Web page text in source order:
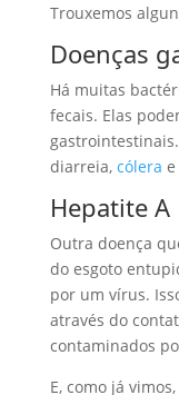
Trouxemos
Doenças
Há muitas
fecais. Elas
diarreia, cólera
Hepatite A
Outra doença
do esgoto
por um vírus.
através do
contaminados
E, como já